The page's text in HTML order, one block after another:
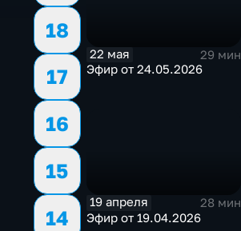
18
17
16
15
14
22 мая
29 мин
Эфир от 24.05.2026
19 апреля
28 мин
Эфир от 19.04.2026